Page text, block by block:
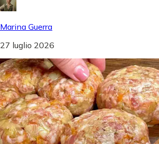
Marina Guerra
27 luglio 2026